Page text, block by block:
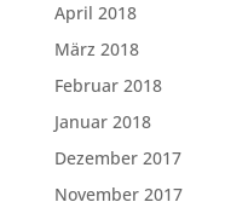
April 2018
März 2018
Februar 2018
Januar 2018
Dezember 2017
November 2017